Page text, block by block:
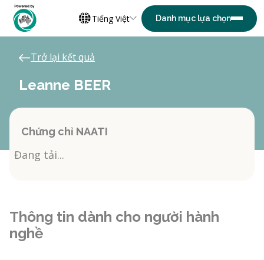
Tiếng Việt
Trở lại kết quả
Leanne BEER
Chứng chỉ NAATI
Đang tải...
Thông tin dành cho người hành
nghề